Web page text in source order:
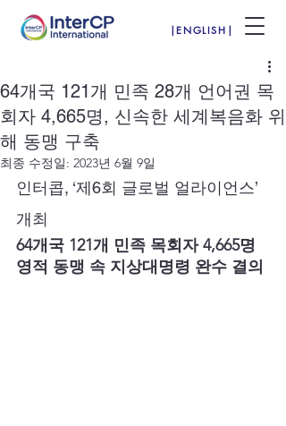
|ENGLISH|
64개국 121개 민족 28개 언어권 목
회자 4,665명, 신속한 세계복음화 위
해 동맹 구축
최종 수정일: 2023년 6월 9일
인터콥, ‘제6회 글로벌 얼라이언스’
개최
64개국 121개 민족 목회자 4,665명
영적 동맹 속 지상대명령 완수 결의